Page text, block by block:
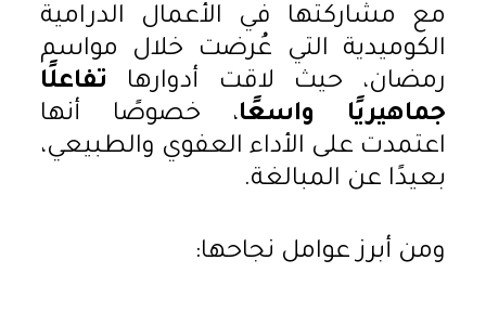
مع مشاركتها في الأعمال الدرامية
الكوميدية التي عُرضت خلال مواسم
رمضان، حيث لاقت أدوارها تفاعلًا
جماهيريًا واسعًا، خصوصًا أنها
اعتمدت على الأداء العفوي والطبيعي،
بعيدًا عن المبالغة.
ومن أبرز عوامل نجاحها: